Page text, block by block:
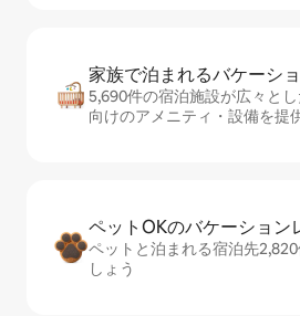
家族で泊まれるバ⁠ケ⁠ー⁠シ⁠
5,690件の宿泊施設が広々と
向けのアメニティ・設備を提
ペットOKのバ⁠ケ⁠ー⁠シ⁠ョ⁠ン
ペットと泊まれる宿泊先
しょう